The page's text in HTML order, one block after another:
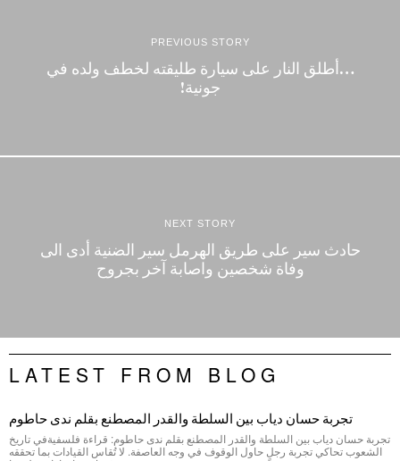
PREVIOUS STORY
…أطلق النار على سيارة طليقته لخطف ولده في
جونية!
NEXT STORY
حادث سير على طريق الهرمل سير الضنية أدى الى
وفاة شخصين واصابة آخر بجروح
LATEST FROM BLOG
تجربة حسان دياب بين السلطة والقدر المصطنع بقلم ندى حاطوم
تجربة حسان دياب بين السلطة والقدر المصطنع بقلم ندى حاطوم: قراءة فلسفيةفي تاريخ
الشعوب تحاكي تجربة رجلٍ حاول الوقوف في وجه العاصفة. لا تُقاس القيادات بما تحققه